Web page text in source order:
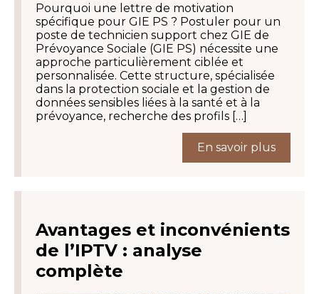
Pourquoi une lettre de motivation
spécifique pour GIE PS ? Postuler pour un
poste de technicien support chez GIE de
Prévoyance Sociale (GIE PS) nécessite une
approche particulièrement ciblée et
personnalisée. Cette structure, spécialisée
dans la protection sociale et la gestion de
données sensibles liées à la santé et à la
prévoyance, recherche des profils […]
En savoir plus
Avantages et inconvénients
de l’IPTV : analyse
complète